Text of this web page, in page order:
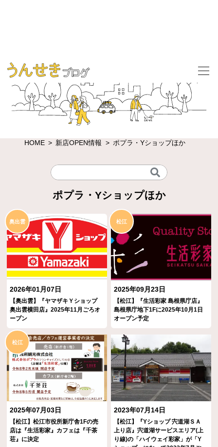
HOME 新店OPEN情報 ポプラ・Yショップほか
ポプラ・Yショップほか
奥出雲
2026年01月07日
【奥出雲】『ヤマザキＹショップ
奥出雲横田店』2025年11月ごろオ
ープン
松江
2025年09月23日
【松江】『生活彩家 島根県庁店』
島根県庁地下1Fに2025年10月1日
オープン予定
松江
2025年07月03日
【松江】松江市役所新庁舎1Fの売
店は『生活彩家』カフェは『千茶
荘』に決定
2023年07月14日
【松江】『Yショップ 宍道湖ＳＡ
上り店』宍道湖サービスエリア(上
り線)の「ハイウェイ彩家」が「Y